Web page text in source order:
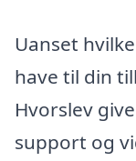
Uanset
have til din
Hvorslev
support og